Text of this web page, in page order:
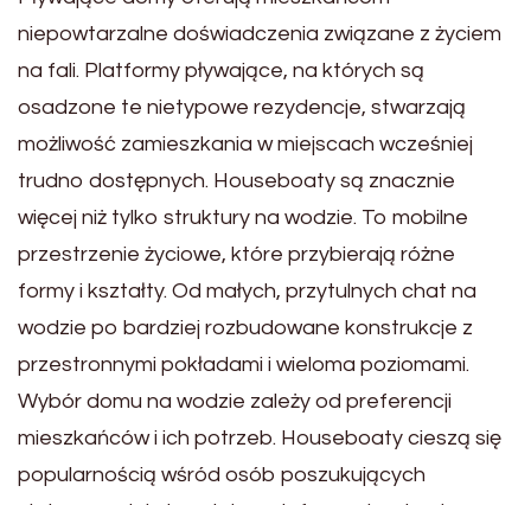
niepowtarzalne doświadczenia związane z życiem
na fali. Platformy pływające, na których są
osadzone te nietypowe rezydencje, stwarzają
możliwość zamieszkania w miejscach wcześniej
trudno dostępnych. Houseboaty są znacznie
więcej niż tylko struktury na wodzie. To mobilne
przestrzenie życiowe, które przybierają różne
formy i kształty. Od małych, przytulnych chat na
wodzie po bardziej rozbudowane konstrukcje z
przestronnymi pokładami i wieloma poziomami.
Wybór domu na wodzie zależy od preferencji
mieszkańców i ich potrzeb. Houseboaty cieszą się
popularnością wśród osób poszukujących